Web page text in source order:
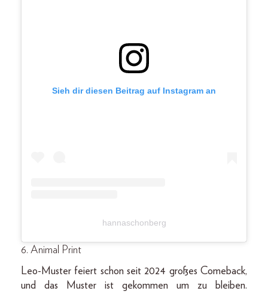
Sieh dir diesen Beitrag auf Instagram an
hannaschonberg
6. Animal Print
Leo-Muster feiert schon seit 2024 großes Comeback,
und das Muster ist gekommen um zu bleiben.